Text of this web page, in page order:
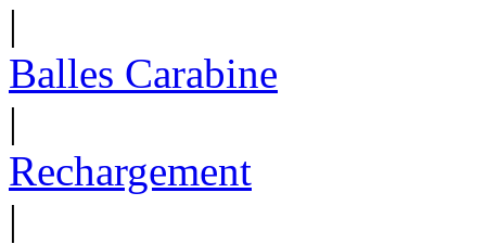
|
Balles Carabine
|
Rechargement
|